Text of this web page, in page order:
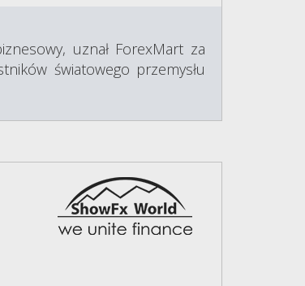
uznał ForexMart za
światowego przemysłu